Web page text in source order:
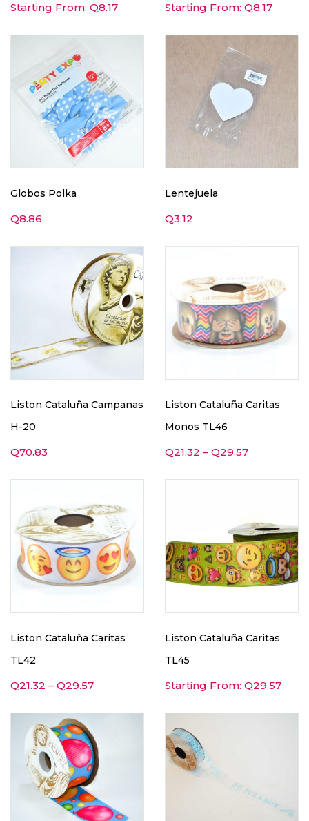
Starting From: Q8.17 Starting From: Q8.17
Globos Polka
Q8.86
Lentejuela
Q3.12
Liston Cataluña Campanas
H-20
Q70.83
Liston Cataluña Caritas
Monos TL46
Q21.32 – Q29.57
Liston Cataluña Caritas
TL42
Q21.32 – Q29.57
Liston Cataluña Caritas
TL45
Starting From: Q29.57